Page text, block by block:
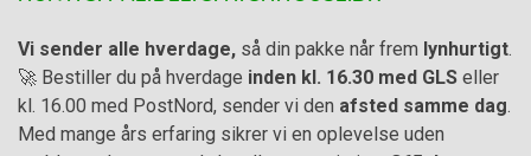
Vi sender alle hverdage, så din pakke når frem lynhurtigt
🚀 Bestiller du på hverdage inden kl. 16.30 med GLS eller
kl. 16.00 med PostNord, sender vi den afsted samme dag
Med mange års erfaring sikrer vi en oplevelse uden